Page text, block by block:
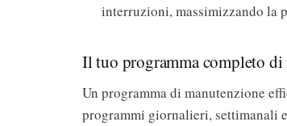
interruzioni, massimizzando la
Il tuo programma completo
Un programma di manutenzione
programmi giornalieri, settimanali